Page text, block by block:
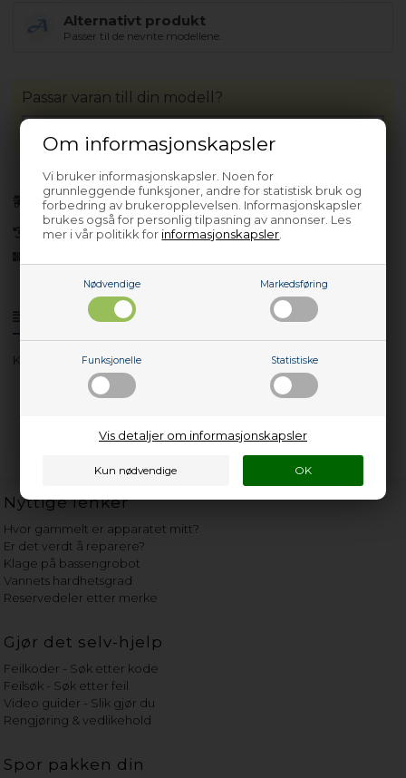
Om informasjonskapsler
Vi bruker informasjonskapsler. Noen for
grunnleggende funksjoner, andre for statistisk bruk og
forbedring av brukeropplevelsen. Informasjonskapsler
brukes også for personlig tilpasning av annonser. Les
mer i vår politikk for informasjonskapsler
Nødvendige Markedsføring
Funksjonelle Statistiske
Vis detaljer om informasjonskapsler
Alternativt produkt
Passer til de nevnte modellene.
Produktinfo Spørsmål om varen?
KF 3295-93
Forhåndsbestill
(Lev. 4-6 virkedager.Les her)
30 dagers returrett
Passar varan till din modell?
Nyttige lenker
Hvor gammelt er apparatet mitt?
Er det verdt å reparere?
Klage på bassengrobot
Vannets hardhetsgrad
Reservedeler etter merke
Gjør det selv-hjelp
Feilkoder - Søk etter kode
Feilsøk - Søk etter feil
Video guider - Slik gjør du
Rengjøring & vedlikehold
Spor pakken din